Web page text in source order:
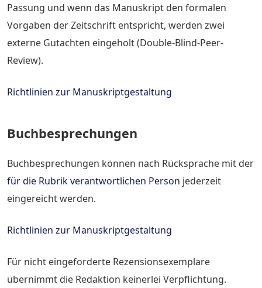
Passung und wenn das Manuskript den formalen
Vorgaben der Zeitschrift entspricht, werden zwei
externe Gutachten eingeholt (Double-Blind-Peer-
Review).
Richtlinien zur Manuskriptgestaltung
Buchbesprechungen
Buchbesprechungen können nach Rücksprache mit der
für die Rubrik verantwortlichen Person jederzeit
eingereicht werden.
Richtlinien zur Manuskriptgestaltung
Für nicht eingeforderte Rezensionsexemplare
übernimmt die Redaktion keinerlei Verpflichtung.